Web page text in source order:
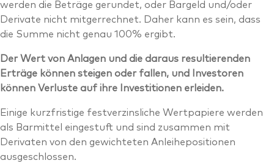
werden die Beträge gerundet, oder Bargeld und/oder
Derivate nicht mitgerrechnet. Daher kann es sein, dass
die Summe nicht genau 100% ergibt.
Der Wert von Anlagen und die daraus resultierenden
Erträge können steigen oder fallen, und Investoren
können Verluste auf ihre Investitionen erleiden.
Einige kurzfristige festverzinsliche Wertpapiere werden
als Barmittel eingestuft und sind zusammen mit
Derivaten von den gewichteten Anleihepositionen
ausgeschlossen.